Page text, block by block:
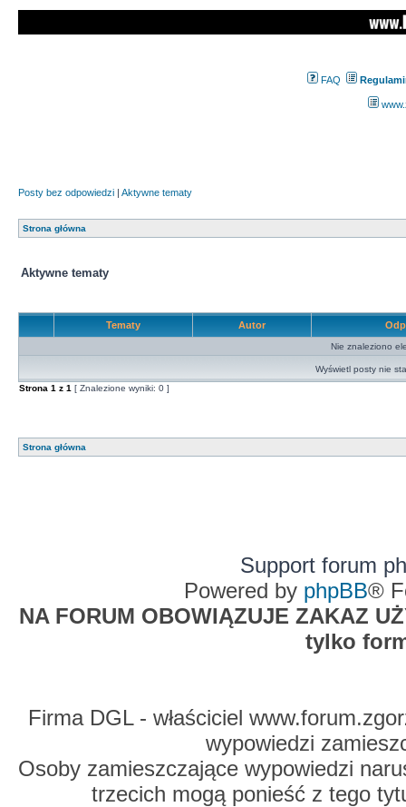
FAQ
Posty bez odpowiedzi | Aktywne tematy
Strona główna
Aktywne tematy
Tematy Autor
Nie znaleziono
Wyświetl posty nie
Strona 1 z 1 [ Znalezione wyniki: 0 ]
Strona główna
Support forum
Powered by phpBB®
NA FORUM OBOWIĄZUJE ZAKAZ
tylko
Firma DGL - właściciel
wypowiedzi
Osoby zamieszczające wypowiedzi
trzecich mogą ponieść z tego